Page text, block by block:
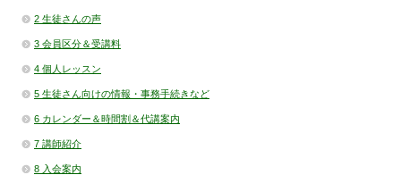
2 生徒さんの声
3 会員区分＆受講料
4 個人レッスン
5 生徒さん向けの情報・事務手続きなど
6 カレンダー＆時間割＆代講案内
7 講師紹介
8 入会案内